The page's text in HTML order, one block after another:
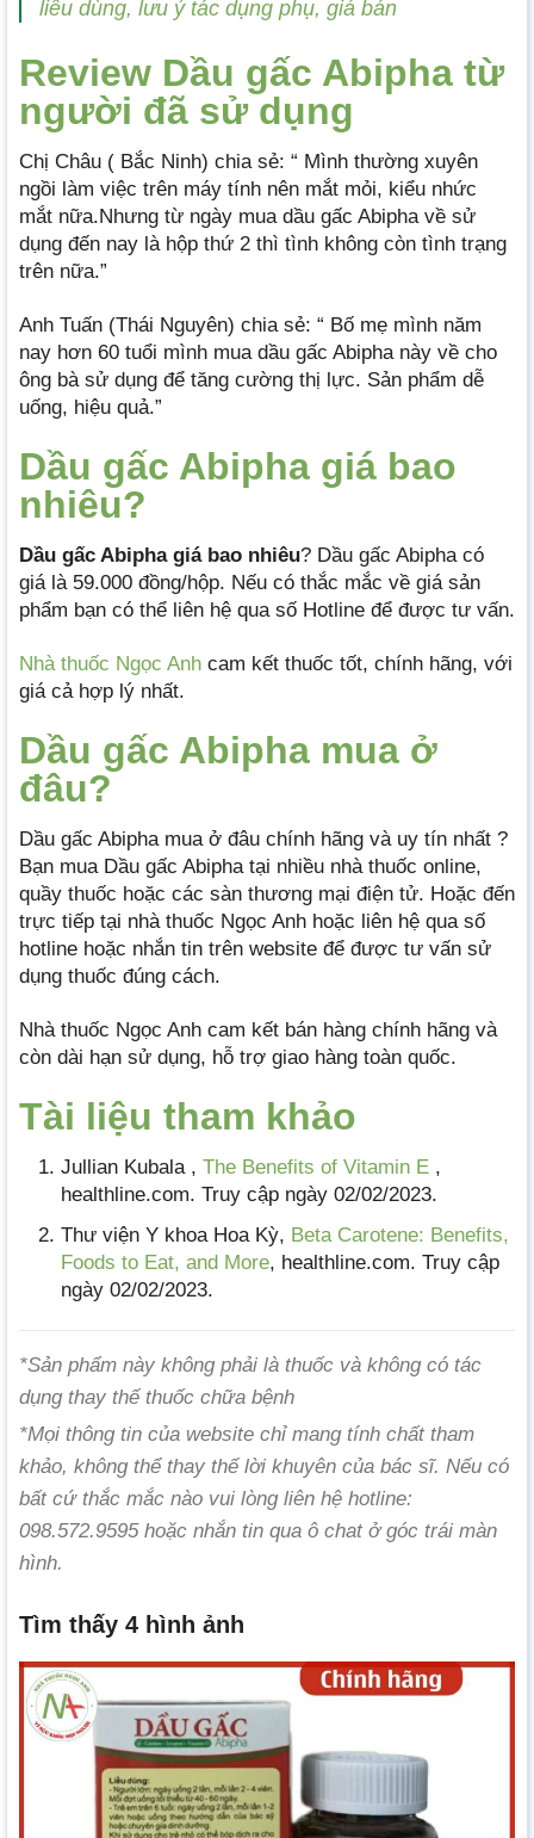
liều dùng, lưu ý tác dụng phụ, giá bán
Review Dầu gấc Abipha từ
người đã sử dụng
Chị Châu ( Bắc Ninh) chia sẻ: “ Mình thường xuyên
ngồi làm việc trên máy tính nên mắt mỏi, kiểu nhức
mắt nữa.Nhưng từ ngày mua dầu gấc Abipha về sử
dụng đến nay là hộp thứ 2 thì tình không còn tình trạng
trên nữa.”
Anh Tuấn (Thái Nguyên) chia sẻ: “ Bố mẹ mình năm
nay hơn 60 tuổi mình mua dầu gấc Abipha này về cho
ông bà sử dụng để tăng cường thị lực. Sản phẩm dễ
uống, hiệu quả.”
Dầu gấc Abipha giá bao
nhiêu?
Dầu gấc Abipha giá bao nhiêu? Dầu gấc Abipha có
giá là 59.000 đồng/hộp. Nếu có thắc mắc về giá sản
phẩm bạn có thể liên hệ qua số Hotline để được tư vấn.
Nhà thuốc Ngọc Anh cam kết thuốc tốt, chính hãng, với
giá cả hợp lý nhất.
Dầu gấc Abipha mua ở
đâu?
Dầu gấc Abipha mua ở đâu chính hãng và uy tín nhất ?
Bạn mua Dầu gấc Abipha tại nhiều nhà thuốc online,
quầy thuốc hoặc các sàn thương mại điện tử. Hoặc đến
trực tiếp tại nhà thuốc Ngọc Anh hoặc liên hệ qua số
hotline hoặc nhắn tin trên website để được tư vấn sử
dụng thuốc đúng cách.
Nhà thuốc Ngọc Anh cam kết bán hàng chính hãng và
còn dài hạn sử dụng, hỗ trợ giao hàng toàn quốc.
Tài liệu tham khảo
Jullian Kubala , The Benefits of Vitamin E ,
healthline.com. Truy cập ngày 02/02/2023.
Thư viện Y khoa Hoa Kỳ, Beta Carotene: Benefits,
Foods to Eat, and More, healthline.com. Truy cập
ngày 02/02/2023.
*Sản phẩm này không phải là thuốc và không có tác
dụng thay thế thuốc chữa bệnh
*Mọi thông tin của website chỉ mang tính chất tham
khảo, không thể thay thế lời khuyên của bác sĩ. Nếu có
bất cứ thắc mắc nào vui lòng liên hệ hotline:
098.572.9595 hoặc nhắn tin qua ô chat ở góc trái màn
hình.
Tìm thấy 4 hình ảnh